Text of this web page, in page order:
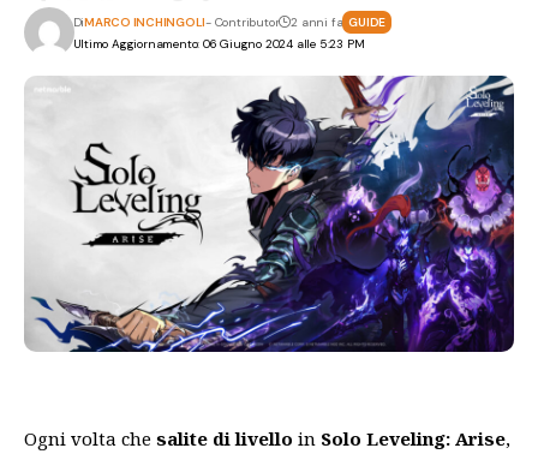
Ultimo Aggiornamento: 06 Giugno 2024 alle 5:23 PM
DiMARCO INCHINGOLI- Contributor 2 anni fa GUIDE
Ogni volta che salite di livello in Solo Leveling: Arise,